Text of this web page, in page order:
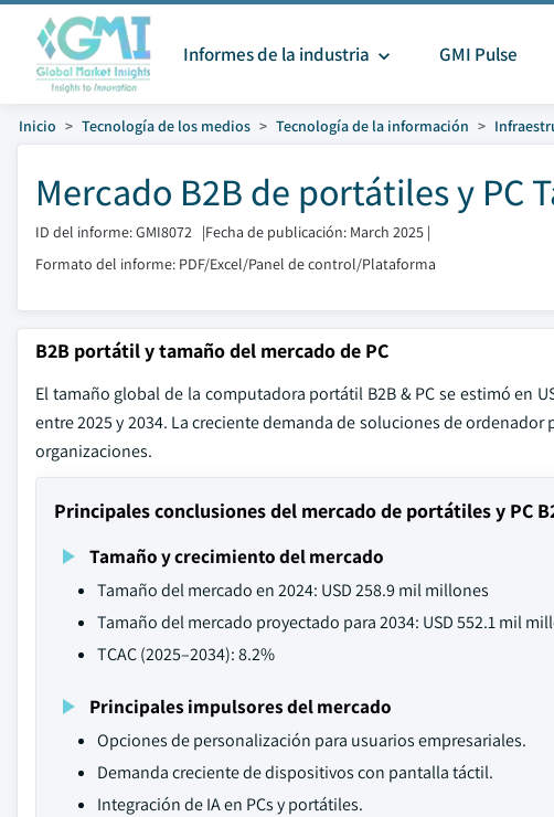
Informes de la industria GMI Pulse
Inicio Tecnología de los medios Tecnología de la información
Mercado B2B de portátiles y PC
ID del informe: GMI8072 |Fecha de publicación: March 2025 |
Formato del informe: PDF/Excel/Panel de control/Plataforma
B2B portátil y tamaño del mercado de PC
El tamaño global de la computadora portátil B2B & PC se estimó en
entre 2025 y 2034. La creciente demanda de soluciones de
organizaciones.
Principales conclusiones del mercado de portátiles y PC
Tamaño y crecimiento del mercado
Tamaño del mercado en 2024: USD 258.9 mil millones
Tamaño del mercado proyectado para 2034: USD 552.1 mil
TCAC (2025–2034): 8.2%
Principales impulsores del mercado
Opciones de personalización para usuarios empresariales.
Demanda creciente de dispositivos con pantalla táctil.
Integración de IA en PCs y portátiles.